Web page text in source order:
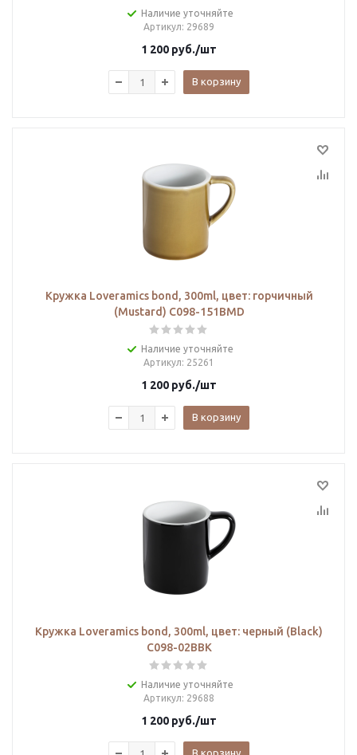
Наличие уточняйте
Артикул: 29689
1 200 руб./шт
В корзину
Кружка Loveramics bond, 300ml, цвет: горчичный
(Mustard) C098-151BMD
Наличие уточняйте
Артикул: 25261
1 200 руб./шт
В корзину
Кружка Loveramics bond, 300ml, цвет: черный (Black)
C098-02BBK
Наличие уточняйте
Артикул: 29688
1 200 руб./шт
В корзину